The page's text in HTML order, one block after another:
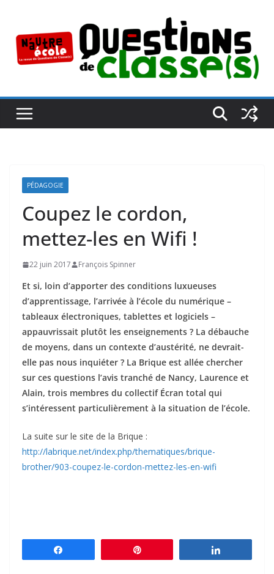
contenu
PÉDAGOGIE
Coupez le cordon,
mettez-les en Wifi !
22 juin 2017 François Spinner
Et si, loin d’apporter des conditions luxueuses
d’apprentissage, l’arrivée à l’école du numérique –
tableaux électroniques, tablettes et logiciels –
appauvrissait plutôt les enseignements ? La débauche
de moyens, dans un contexte d’austérité, ne devrait-
elle pas nous inquiéter ? La Brique est allée chercher
sur ces questions l’avis tranché de Nancy, Laurence et
Alain, trois membres du collectif Écran total qui
s’intéressent particulièrement à la situation de l’école.
La suite sur le site de la Brique :
http://labrique.net/index.php/thematiques/brique-
brother/903-coupez-le-cordon-mettez-les-en-wifi